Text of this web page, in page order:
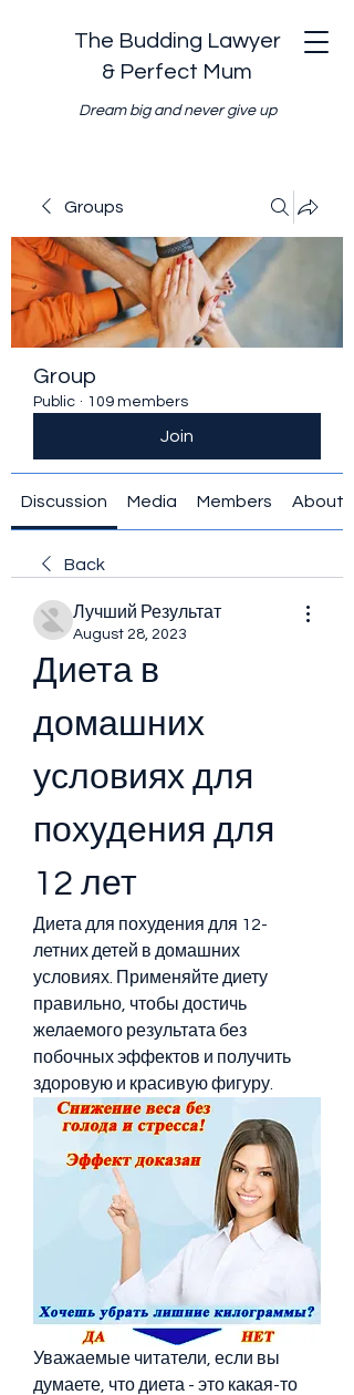
The Budding Lawyer
& Perfect Mum
Dream big and never give up
Groups
Group
Public · 109 members
Join
Discussion Media Members About
Back
Лучший Результат
August 28, 2023
Диета в
домашних
условиях для
похудения для
12 лет
Диета для похудения для 12-
летних детей в домашних
условиях. Применяйте диету
правильно, чтобы достичь
желаемого результата без
побочных эффектов и получить
здоровую и красивую фигуру.
Уважаемые читатели, если вы
думаете, что диета - это какая-то